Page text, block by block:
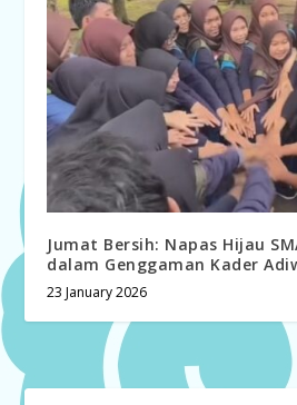
Jumat Bersih: Napas Hijau
dalam Genggaman Kader
23 January 2026